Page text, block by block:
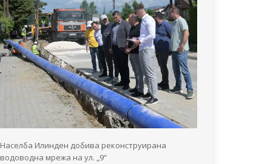
Населба Илинден добива реконструирана
водоводна мрежа на ул. „9“